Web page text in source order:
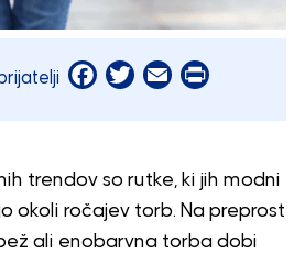
Facebook
Twitter
EmailPrint
trendov so rutke, ki jih modni
okoli ročajev torb. Na preprost
ali enobarvna torba dobi